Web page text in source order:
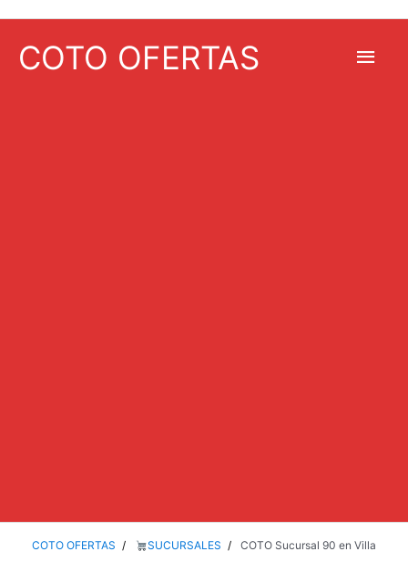
COTO OFERTAS
COTO OFERTAS SUCURSALES
COTO Sucursal 90 en Villa